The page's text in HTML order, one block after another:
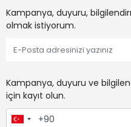
Kampanya, duyuru,
olmak istiyorum.
Kampanya, duyuru ve
için kayıt olun.